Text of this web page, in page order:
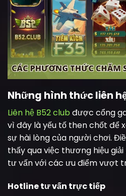
Những hình thức liên
Liên hệ B52 clubđược cổng
vì đây là yếu tố then chốt để
sự hài lòng của người chơi.
thấy qua việc thương hiệu
tư vấn với các ưu điểm vượt
Hotline tư vấn trực tiếp